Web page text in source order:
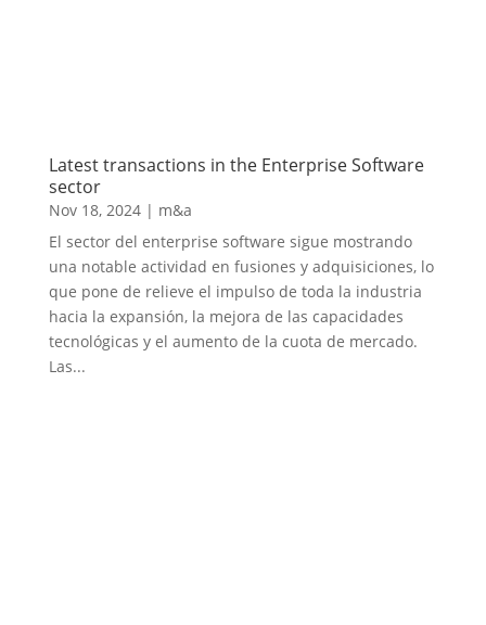
Latest transactions in the Enterprise Software
sector
Nov 18, 2024| m&a
El sector del enterprise software sigue mostrando
una notable actividad en fusiones y adquisiciones, lo
que pone de relieve el impulso de toda la industria
hacia la expansión, la mejora de las capacidades
tecnológicas y el aumento de la cuota de mercado.
Las...